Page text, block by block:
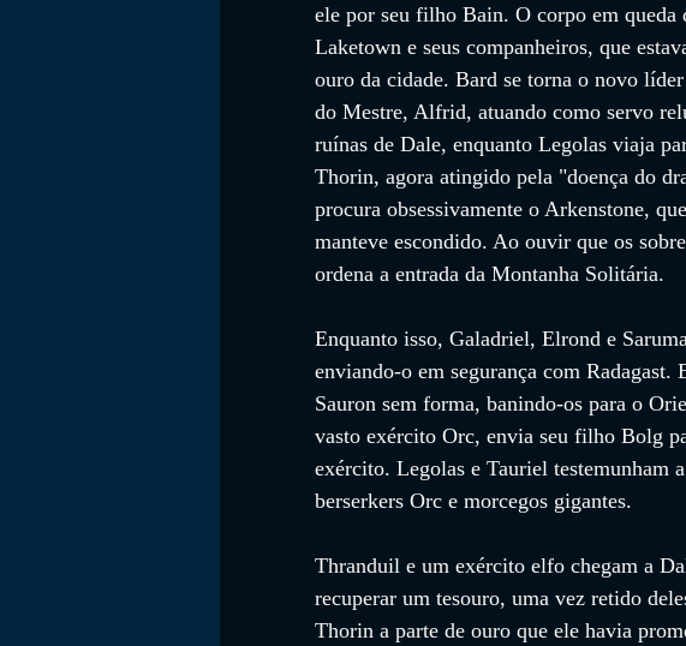
ele por seu filho Bain. O corpo em queda
Laketown e seus companheiros, que
ouro da cidade. Bard se torna o novo
do Mestre, Alfrid, atuando como servo
ruínas de Dale, enquanto Legolas viaja
Thorin, agora atingido pela "doença do
procura obsessivamente o Arkenstone,
manteve escondido. Ao ouvir que os
ordena a entrada da Montanha Solitária.
Enquanto isso, Galadriel, Elrond e
enviando-o em segurança com
Sauron sem forma, banindo-os para o
vasto exército Orc, envia seu filho Bolg
exército. Legolas e Tauriel testemunham
berserkers Orc e morcegos gigantes.
Thranduil e um exército elfo chegam a
recuperar um tesouro, uma vez retido
Thorin a parte de ouro que ele havia